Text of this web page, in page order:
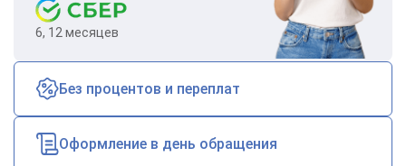
6, 12 месяцев
Без процентов и переплат
Оформление в день обращения